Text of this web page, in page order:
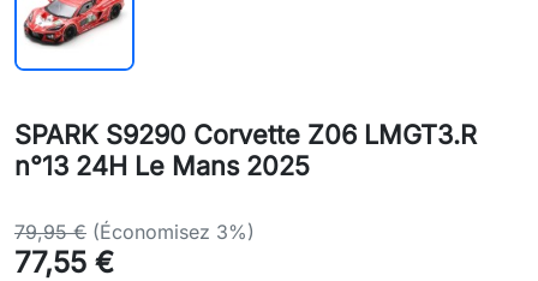
SPARK S9290 Corvette Z06 LMGT3.R
n°13 24H Le Mans 2025
79,95 € (Économisez 3%)
77,55 €